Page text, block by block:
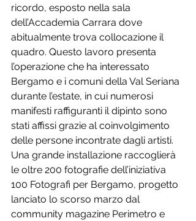
ricordo, esposto nella sala
dell’Accademia Carrara dove
abitualmente trova collocazione il
quadro. Questo lavoro presenta
l’operazione che ha interessato
Bergamo e i comuni della Val Seriana
durante l’estate, in cui numerosi
manifesti raffiguranti il dipinto sono
stati affissi grazie al coinvolgimento
delle persone incontrate dagli artisti.
Una grande installazione raccoglierà
le oltre 200 fotografie dell’iniziativa
100 Fotografi per Bergamo, progetto
lanciato lo scorso marzo dal
community magazine Perimetro e